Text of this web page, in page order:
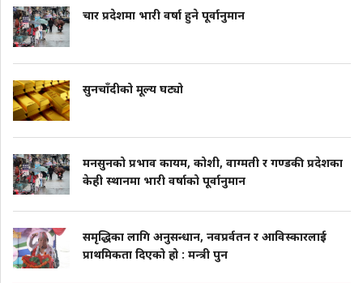
चार प्रदेशमा भारी वर्षा हुने पूर्वानुमान
सुनचाँदीको मूल्य घट्यो
मनसुनको प्रभाव कायम, कोशी, वाग्मती र गण्डकी प्रदेशका
केही स्थानमा भारी वर्षाको पूर्वानुमान
समृद्धिका लागि अनुसन्धान, नवप्रर्वतन र आविस्कारलाई
प्राथमिकता दिएको हो : मन्त्री पुन